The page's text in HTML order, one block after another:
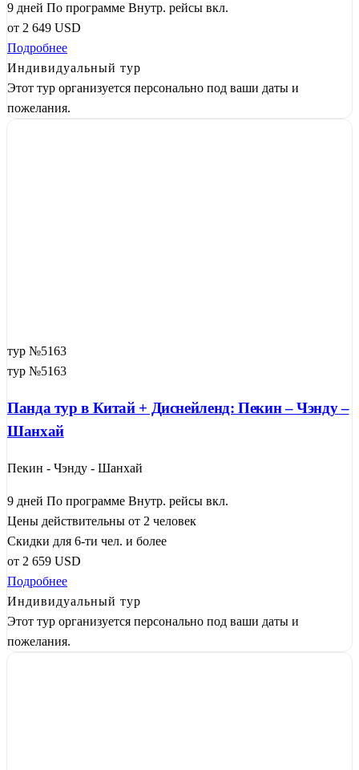
9 дней По программе Внутр. рейсы вкл.
от 2 649 USD
Подробнее
Индивидуальный тур
Этот тур организуется персонально под ваши даты и
пожелания.
тур №5163
тур №5163
Панда тур в Китай + Диснейленд: Пекин – Чэнду –
Шанхай
Пекин - Чэнду - Шанхай
9 дней По программе Внутр. рейсы вкл.
Цены действительны от 2 человек
Скидки для 6-ти чел. и более
от 2 659 USD
Подробнее
Индивидуальный тур
Этот тур организуется персонально под ваши даты и
пожелания.